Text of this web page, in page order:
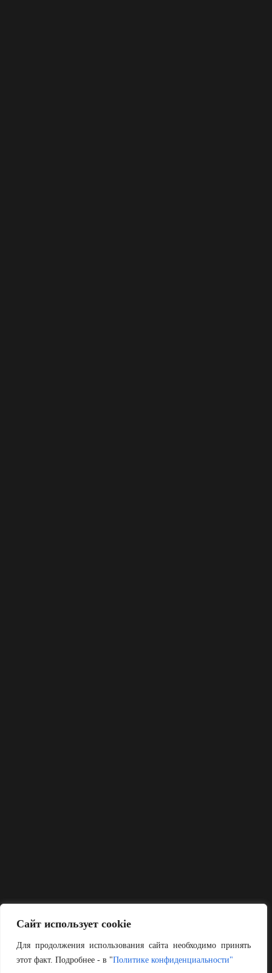
Сайт использует cookie
Для продолжения использования сайта необходимо принять
этот факт. Подробнее - в "Политике конфиденциальности"